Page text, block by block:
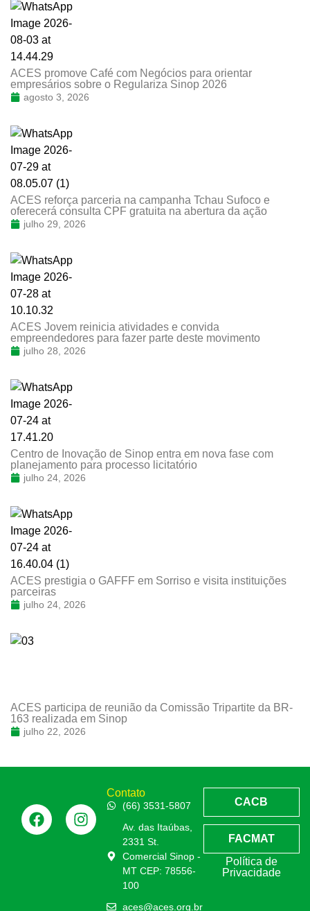
ACES promove Café com Negócios para orientar
empresários sobre o Regulariza Sinop 2026
agosto 3, 2026
ACES reforça parceria na campanha Tchau Sufoco e
oferecerá consulta CPF gratuita na abertura da ação
julho 29, 2026
ACES Jovem reinicia atividades e convida
empreendedores para fazer parte deste movimento
julho 28, 2026
Centro de Inovação de Sinop entra em nova fase com
planejamento para processo licitatório
julho 24, 2026
ACES prestigia o GAFFF em Sorriso e visita instituições
parceiras
julho 24, 2026
ACES participa de reunião da Comissão Tripartite da BR-
163 realizada em Sinop
julho 22, 2026
Contato
(66) 3531-5807
Av. das Itaúbas,
2331 St.
Comercial Sinop -
MT CEP: 78556-
100
aces@aces.org.br
CACB
FACMAT
Política de
Privacidade